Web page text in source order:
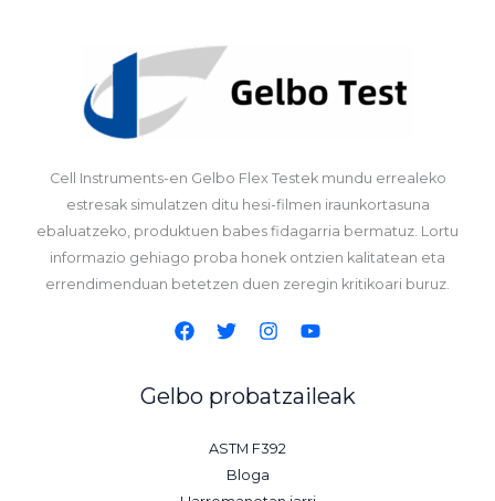
Cell Instruments-en Gelbo Flex Testek mundu errealeko
estresak simulatzen ditu hesi-filmen iraunkortasuna
ebaluatzeko, produktuen babes fidagarria bermatuz. Lortu
informazio gehiago proba honek ontzien kalitatean eta
errendimenduan betetzen duen zeregin kritikoari buruz.
Gelbo probatzaileak
ASTM F392
Bloga